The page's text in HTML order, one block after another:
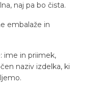
naj pa bo čista.
embalaže in
ime in priimek,
naziv izdelka, ki